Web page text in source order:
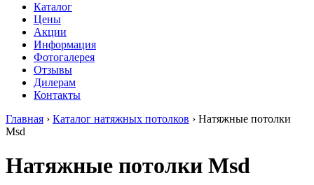
Каталог
Цены
Акции
Информация
Фотогалерея
Отзывы
Дилерам
Контакты
Главная › Каталог натяжных потолков › Натяжные потолки
Msd
Натяжные потолки Msd